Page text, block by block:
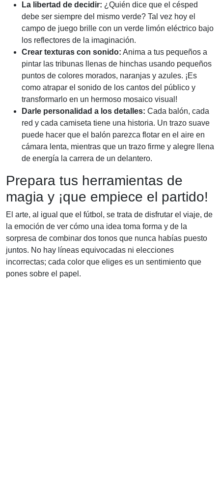
La libertad de decidir: ¿Quién dice que el césped
debe ser siempre del mismo verde? Tal vez hoy el
campo de juego brille con un verde limón eléctrico bajo
los reflectores de la imaginación.
Crear texturas con sonido: Anima a tus pequeños a
pintar las tribunas llenas de hinchas usando pequeños
puntos de colores morados, naranjas y azules. ¡Es
como atrapar el sonido de los cantos del público y
transformarlo en un hermoso mosaico visual!
Darle personalidad a los detalles: Cada balón, cada
red y cada camiseta tiene una historia. Un trazo suave
puede hacer que el balón parezca flotar en el aire en
cámara lenta, mientras que un trazo firme y alegre llena
de energía la carrera de un delantero.
Prepara tus herramientas de
magia y ¡que empiece el partido!
El arte, al igual que el fútbol, se trata de disfrutar el viaje, de
la emoción de ver cómo una idea toma forma y de la
sorpresa de combinar dos tonos que nunca habías puesto
juntos. No hay líneas equivocadas ni elecciones
incorrectas; cada color que eliges es un sentimiento que
pones sobre el papel.